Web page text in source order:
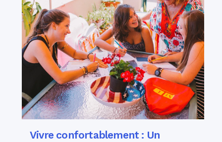
Vivre confortablement : Un